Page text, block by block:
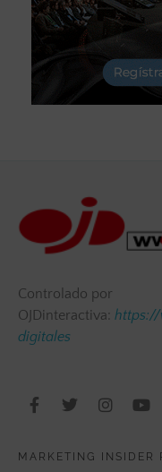
Controlado por
OJDinteractiva:
digitales
MARKETING INSIDER